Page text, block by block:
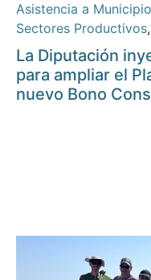
Asistencia a
Sectores Productivos,
La Diputación
para ampliar el
nuevo Bono